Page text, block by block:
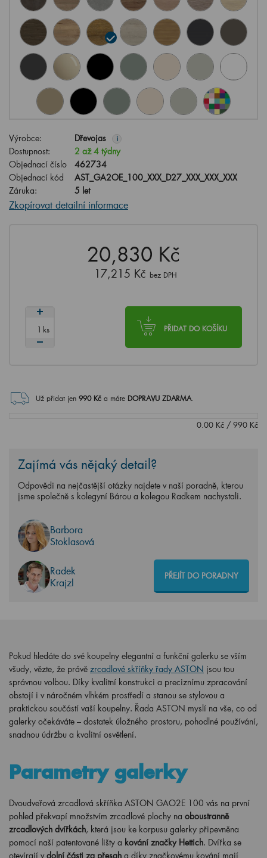
Výrobce: Dřevojas i
Dostupnost:
2 až 4 týdny
Objednací číslo
462734
Objednací kód
AST_GA2OE_100_XXX_D27_XXX_XXX_XXX
Záruka:
5 let
Zkopírovat detailní informace
20,830 Kč
17,215 Kč bez DPH
PŘIDAT DO KOŠÍKU
ks
Už přidat jen 990Kč a máte DOPRAVU ZDARMA.
0.00 Kč / 990 Kč
Zajímá vás nějaký detail?
Odpovědi na nejčastější otázky najdete v naší poradně, kterou
jsme společně s kolegyní Bárou a kolegou Radkem nachystali.
Barbora
Stoklasová
Radek
Krajzl
PŘEJÍT DO PORADNY
Pokud hledáte do své koupelny elegantní a funkční galerku se vším
všudy, vězte, že právě zrcadlové skříňky řady ASTON jsou tou
správnou volbou. Díky kvalitní konstrukci a preciznímu zpracování
obstojí i v náročném vlhkém prostředí a stanou se stylovou a
praktickou součástí vaší koupelny. Řada ASTON myslí na vše, co od
galerky očekáváte – dostatek úložného prostoru, pohodlné používání,
snadnou údržbu a kvalitní osvětlení.
Parametry galerky
Dvoudveřová zrcadlová skříňka ASTON GAO2E 100 vás na první
pohled překvapí množstvím zrcadlové plochy na oboustranně
zrcadlových dvířkách, která jsou ke korpusu galerky připevněna
pomocí naší patentované lišty a kování značky Hettich. Dvířka se
otevírají v dolní části za přesah a díky značkovému kování mají